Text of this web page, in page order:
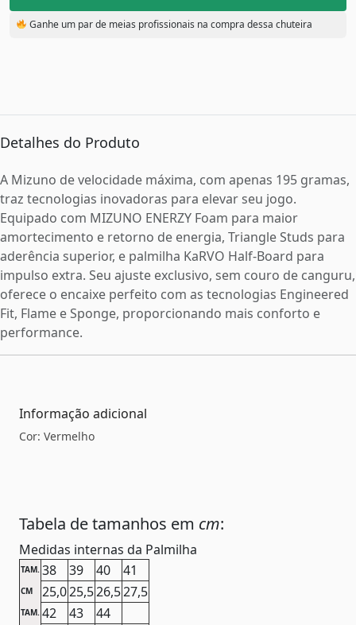
Ganhe um par de meias profissionais na compra dessa chuteira
Detalhes do Produto
A Mizuno de velocidade máxima, com apenas 195 gramas,
traz tecnologias inovadoras para elevar seu jogo.
Equipado com MIZUNO ENERZY Foam para maior
amortecimento e retorno de energia, Triangle Studs para
aderência superior, e palmilha KaRVO Half-Board para
impulso extra. Seu ajuste exclusivo, sem couro de canguru,
oferece o encaixe perfeito com as tecnologias Engineered
Fit, Flame e Sponge, proporcionando mais conforto e
performance.
Informação adicional
Cor: Vermelho
Tabela de tamanhos em cm:
Medidas internas da Palmilha
TAM. 38 39 40 41
CM 25,025,526,527,5
TAM. 42 43 44